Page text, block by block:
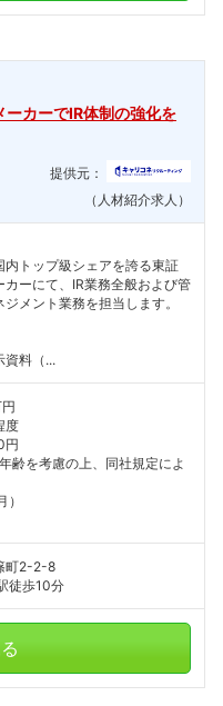
ーカーでIR体制の強化を
提供元：
（人材紹介求人）
内トップ級シェアを誇る東証
カーにて、IR業務全般および管
メント業務を担当します。
資料（...
度
円
齢を考慮の上、同社規定によ
町2-2-8
徒歩10分